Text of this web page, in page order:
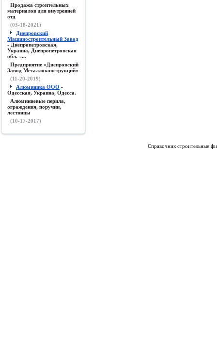
Продажа строительных
материалов для внутренней
отд
(03-18-2021)
Днепровский
Машиностроительный Завод
- Днепропетровская,
Украина, Днепропетровская
обл. ....
Предприятие «Днепровский
Завод Металлоконструкций»
(11-20-2019)
Алюминика ООО -
Одесская, Украина, Одесса.
Алюминиевые перила,
ограждения, поручни,
лестницы
(10-17-2017)
Справочник строительные